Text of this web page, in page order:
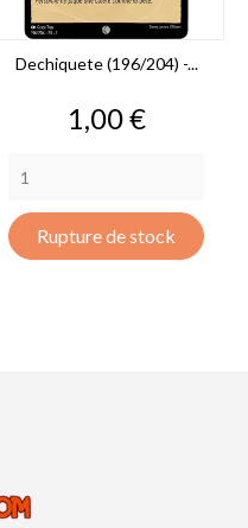
Dechiquete (196/204) -...
Prix
1,00 €
Rupture de stock